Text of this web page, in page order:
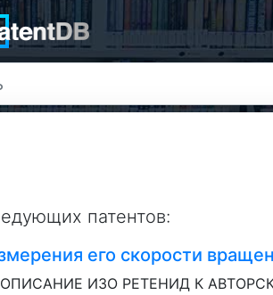
патентов:
его скорости
ОПИСАНИЕ ИЗО РЕТЕНИД К